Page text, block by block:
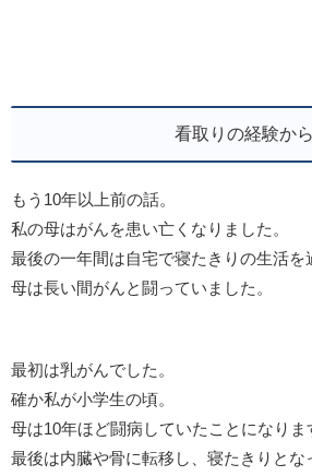
看取りの経験から
もう10年以上前の話。
私の母はがんを患い亡くなりました。
最後の一年間は自宅で寝たきりの生活を
母は長い間がんと闘っていました。
最初は乳がんでした。
確か私が小学生の頃。
母は10年ほど闘病していたことになりま
最後は内臓や骨に転移し、寝たきりとな